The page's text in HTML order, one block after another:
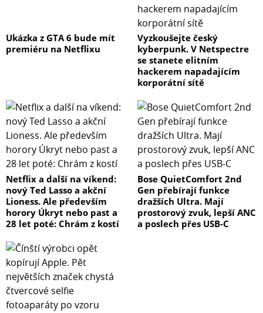
Ukázka z GTA 6 bude mít
premiéru na Netflixu
Vyzkoušejte český
kyberpunk. V Netspectre
se stanete elitním
hackerem napadajícím
korporátní sítě
Netflix a další na víkend:
nový Ted Lasso a akční
Lioness. Ale především
horory Úkryt nebo past a
28 let poté: Chrám z kostí
Bose QuietComfort 2nd
Gen přebírají funkce
dražších Ultra. Mají
prostorový zvuk, lepší ANC
a poslech přes USB-C